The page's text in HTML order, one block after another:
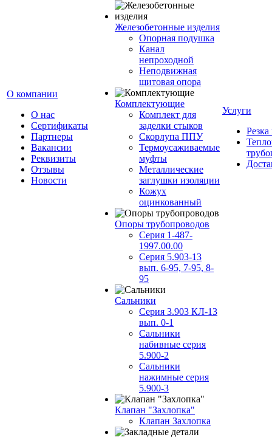
О компании
О нас
Сертификаты
Партнеры
Вакансии
Реквизиты
Отзывы
Новости
Железобетонные изделия
Опорная подушка
Канал
непроходной
Неподвижная
щитовая опора
Комплектующие
Комплект для
заделки стыков
Скорлупа ППУ
Термоусаживаемые
муфты
Металлические
заглушки изоляции
Кожух
оцинкованный
Опоры трубопроводов
Серия 1-487-
1997.00.00
Серия 5.903-13
вып. 6-95, 7-95, 8-
95
Сальники
Серия 3.903 КЛ-13
вып. 0-1
Сальники
набивные серия
5.900-2
Сальники
нажимные серия
5.900-3
Клапан "Захлопка"
Клапан Захлопка
Услуги
Резка